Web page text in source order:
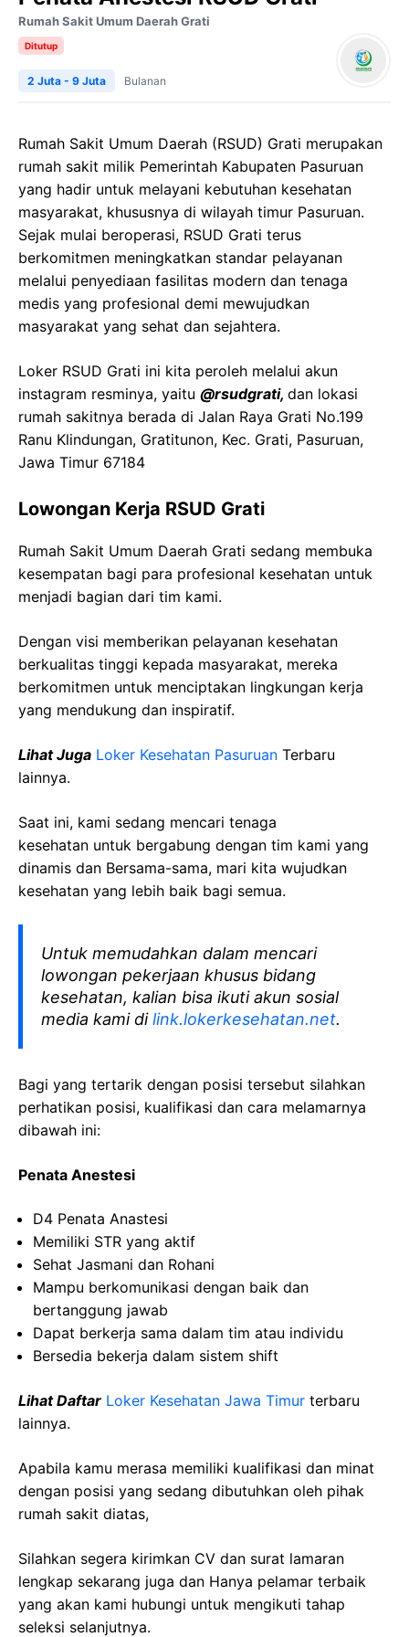
Rumah Sakit Umum Daerah Grati
Ditutup
2 Juta - 9 Juta Bulanan
Rumah Sakit Umum Daerah (RSUD) Grati merupakan
rumah sakit milik Pemerintah Kabupaten Pasuruan
yang hadir untuk melayani kebutuhan kesehatan
masyarakat, khususnya di wilayah timur Pasuruan.
Sejak mulai beroperasi, RSUD Grati terus
berkomitmen meningkatkan standar pelayanan
melalui penyediaan fasilitas modern dan tenaga
medis yang profesional demi mewujudkan
masyarakat yang sehat dan sejahtera.
Loker RSUD Grati ini kita peroleh melalui akun
instagram resminya, yaitu @rsudgrati, dan lokasi
rumah sakitnya berada di Jalan Raya Grati No.199
Ranu Klindungan, Gratitunon, Kec. Grati, Pasuruan,
Jawa Timur 67184
Lowongan Kerja RSUD Grati
Rumah Sakit Umum Daerah Grati sedang membuka
kesempatan bagi para profesional kesehatan untuk
menjadi bagian dari tim kami.
Dengan visi memberikan pelayanan kesehatan
berkualitas tinggi kepada masyarakat, mereka
berkomitmen untuk menciptakan lingkungan kerja
yang mendukung dan inspiratif.
Lihat Juga Loker Kesehatan Pasuruan Terbaru
lainnya.
Saat ini, kami sedang mencari tenaga
kesehatan untuk bergabung dengan tim kami yang
dinamis dan Bersama-sama, mari kita wujudkan
kesehatan yang lebih baik bagi semua.
Untuk memudahkan dalam mencari
lowongan pekerjaan khusus bidang
kesehatan, kalian bisa ikuti akun sosial
media kami dilink.lokerkesehatan.net.
Bagi yang tertarik dengan posisi tersebut silahkan
perhatikan posisi, kualifikasi dan cara melamarnya
dibawah ini:
Penata Anestesi
D4 Penata Anastesi
Memiliki STR yang aktif
Sehat Jasmani dan Rohani
Mampu berkomunikasi dengan baik dan
bertanggung jawab
Dapat berkerja sama dalam tim atau individu
Bersedia bekerja dalam sistem shift
Lihat Daftar Loker Kesehatan Jawa Timur terbaru
lainnya.
Apabila kamu merasa memiliki kualifikasi dan minat
dengan posisi yang sedang dibutuhkan oleh pihak
rumah sakit diatas,
Silahkan segera kirimkan CV dan surat lamaran
lengkap sekarang juga dan Hanya pelamar terbaik
yang akan kami hubungi untuk mengikuti tahap
seleksi selanjutnya.